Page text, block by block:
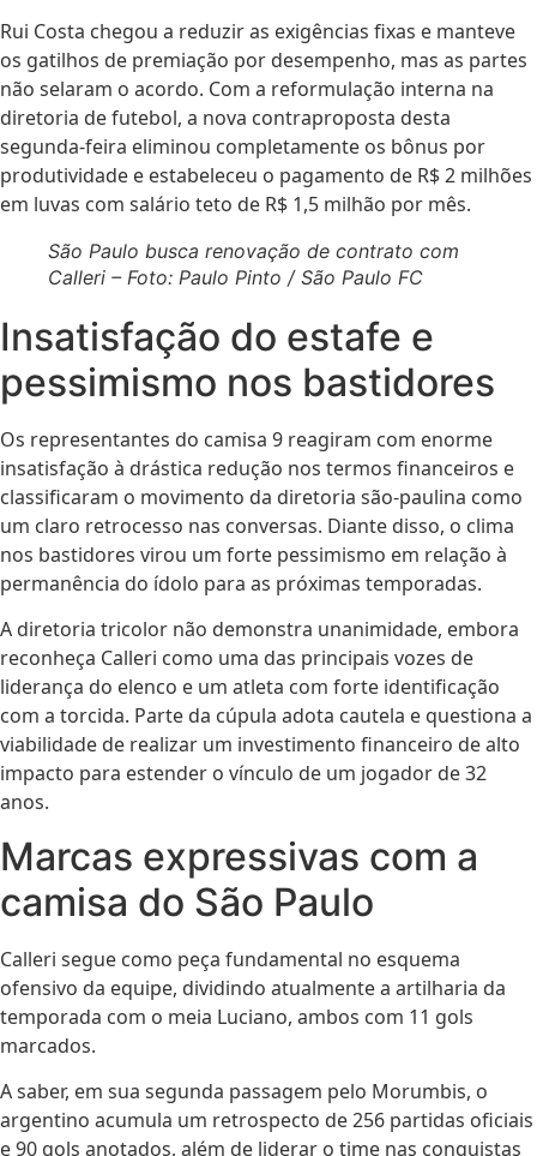
Rui Costa chegou a reduzir as exigências fixas e manteve
os gatilhos de premiação por desempenho, mas as partes
não selaram o acordo. Com a reformulação interna na
diretoria de futebol, a nova contraproposta desta
segunda-feira eliminou completamente os bônus por
produtividade e estabeleceu o pagamento de R$ 2 milhões
em luvas com salário teto de R$ 1,5 milhão por mês.
São Paulo busca renovação de contrato com
Calleri – Foto: Paulo Pinto / São Paulo FC
Insatisfação do estafe e
pessimismo nos bastidores
Os representantes do camisa 9 reagiram com enorme
insatisfação à drástica redução nos termos financeiros e
classificaram o movimento da diretoria são-paulina como
um claro retrocesso nas conversas. Diante disso, o clima
nos bastidores virou um forte pessimismo em relação à
permanência do ídolo para as próximas temporadas.
A diretoria tricolor não demonstra unanimidade, embora
reconheça Calleri como uma das principais vozes de
liderança do elenco e um atleta com forte identificação
com a torcida. Parte da cúpula adota cautela e questiona a
viabilidade de realizar um investimento financeiro de alto
impacto para estender o vínculo de um jogador de 32
anos.
Marcas expressivas com a
camisa do São Paulo
Calleri segue como peça fundamental no esquema
ofensivo da equipe, dividindo atualmente a artilharia da
temporada com o meia Luciano, ambos com 11 gols
marcados.
A saber, em sua segunda passagem pelo Morumbis, o
argentino acumula um retrospecto de 256 partidas oficiais
e 90 gols anotados, além de liderar o time nas conquistas